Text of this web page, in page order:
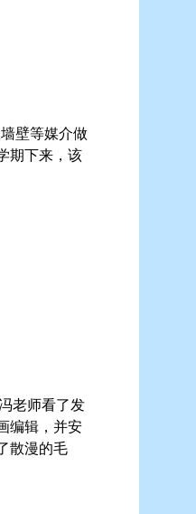
壁等媒介做
期下来，该
老师看了发
编辑，并安
散漫的毛